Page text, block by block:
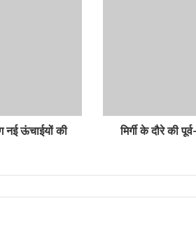
नया
नई ऊंचाईयों की
मिर्गी के दौरे की